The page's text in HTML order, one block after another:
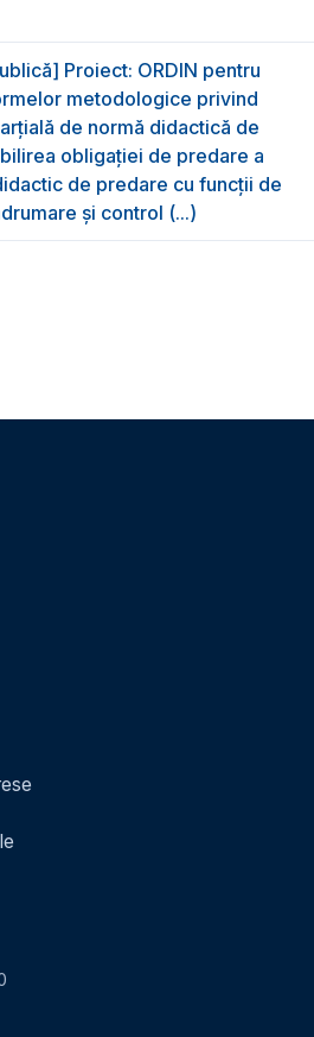
Proiect: ORDIN pentru
metodologice privind
de normă didactică de
obligaţiei de predare a
de predare cu funcții de
și control (...)